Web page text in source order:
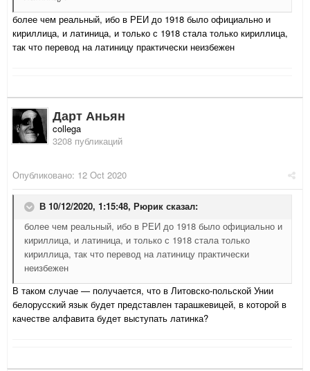
более чем реальный, ибо в РЕИ до 1918 было официально и
кириллица, и латиница, и только с 1918 стала только кириллица,
так что перевод на латиницу практически неизбежен
Дарт Аньян
collega
3208 публикаций
Опубликовано: 12 Oct 2020
В 10/12/2020, 1:15:48, Рюрик сказал:
более чем реальный, ибо в РЕИ до 1918 было официально и
кириллица, и латиница, и только с 1918 стала только
кириллица, так что перевод на латиницу практически
неизбежен
В таком случае — получается, что в Литовско-польской Унии
белорусский язык будет представлен тарашкевицей, в которой в
качестве алфавита будет выступать латинка?